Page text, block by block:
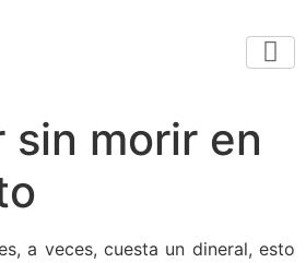
sin morir en
a veces, cuesta un dineral, esto